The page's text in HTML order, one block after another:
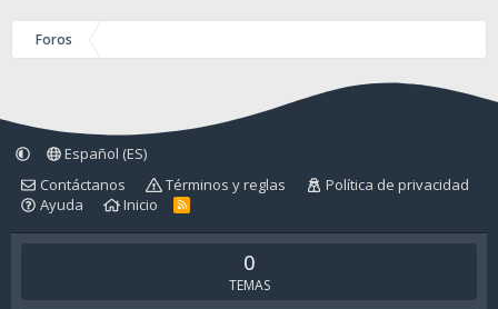
Foros
Español (ES)
Contáctanos
Términos y reglas
Política de privacidad
Ayuda
Inicio
R
S
0
TEMAS